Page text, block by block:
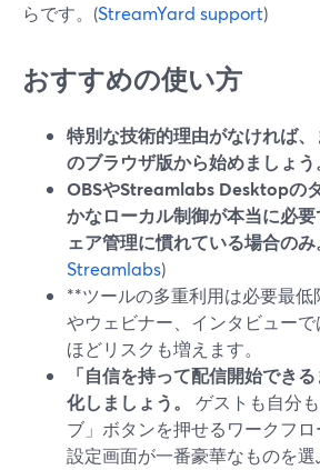
らです。(StreamYard support)
おすすめの使い方
特別な技術的理由がなければ
のブラウザ版から始めましょう
OBSやStreamlabs Desktopの
かなローカル制御が本当に必
ェア管理に慣れている場合のみ
Streamlabs)
**ツールの多重利用は必要最
やウェビナー、インタビュー
ほどリスクも増えます。
「自信を持って配信開始でき
化しましょう。
ゲストも自分
ブ」ボタンを押せるワークフロ
設定画面が一番豪華なものを